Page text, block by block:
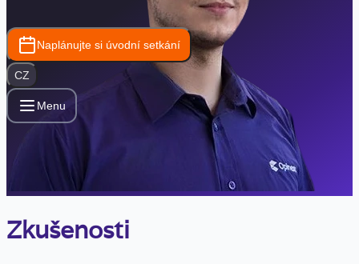
Naplánujte si úvodní setkání
CZ
Menu
Zkušenosti